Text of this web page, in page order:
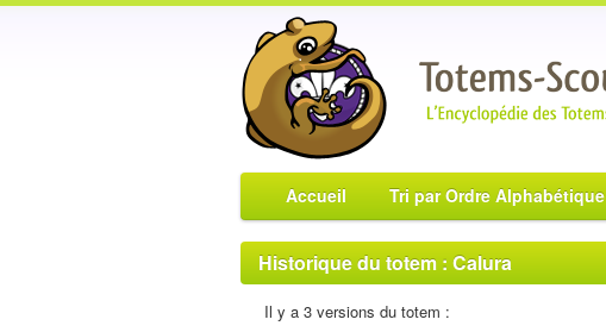
Accueil Tri par Ordre Alphabétique
Historique du totem : Calura
Il y a 3 versions du totem :